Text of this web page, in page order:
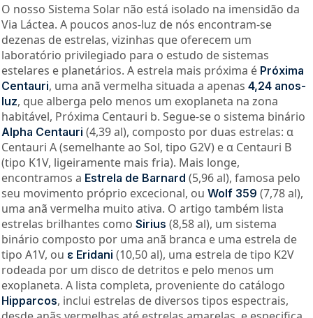
O nosso Sistema Solar não está isolado na imensidão da
Via Láctea. A poucos anos-luz de nós encontram-se
dezenas de estrelas, vizinhas que oferecem um
laboratório privilegiado para o estudo de sistemas
estelares e planetários. A estrela mais próxima é Próxima
Centauri, uma anã vermelha situada a apenas 4,24 anos-
luz, que alberga pelo menos um exoplaneta na zona
habitável, Próxima Centauri b. Segue-se o sistema binário
Alpha Centauri (4,39 al), composto por duas estrelas: α
Centauri A (semelhante ao Sol, tipo G2V) e α Centauri B
(tipo K1V, ligeiramente mais fria). Mais longe,
encontramos a Estrela de Barnard (5,96 al), famosa pelo
seu movimento próprio excecional, ou Wolf 359 (7,78 al),
uma anã vermelha muito ativa. O artigo também lista
estrelas brilhantes como Sirius (8,58 al), um sistema
binário composto por uma anã branca e uma estrela de
tipo A1V, ou ε Eridani (10,50 al), uma estrela de tipo K2V
rodeada por um disco de detritos e pelo menos um
exoplaneta. A lista completa, proveniente do catálogo
Hipparcos, inclui estrelas de diversos tipos espectrais,